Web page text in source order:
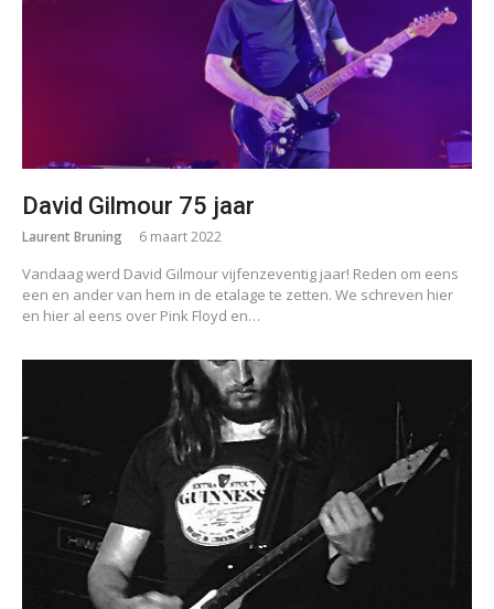
David Gilmour 75 jaar
Laurent Bruning 6 maart 2022
Vandaag werd David Gilmour vijfenzeventig jaar! Reden om eens
een en ander van hem in de etalage te zetten. We schreven hier
en hier al eens over Pink Floyd en…